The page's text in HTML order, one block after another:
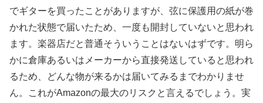
でギターを買ったことがありますが、弦に保護用の紙が巻
かれた状態で届いたため、一度も開封していないと思われ
ます。楽器店だと普通そういうことはないはずです。明ら
かに倉庫あるいはメーカーから直接発送していると思われ
るため、どんな物が来るかは届いてみるまでわかりませ
ん。これがAmazonの最大のリスクと言えるでしょう。実